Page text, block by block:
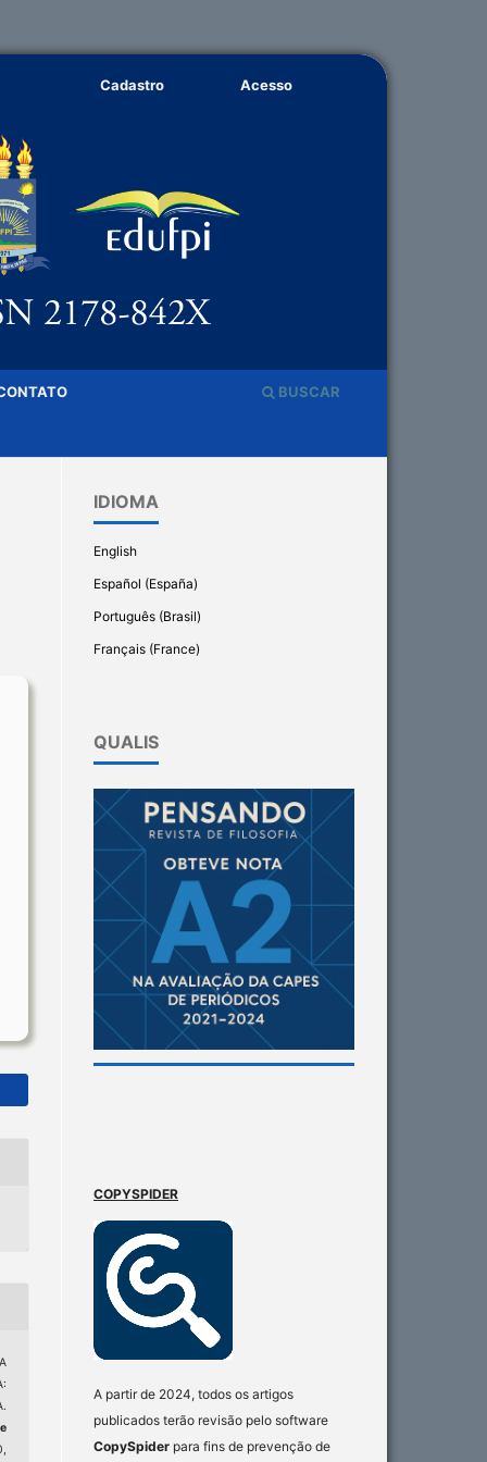
BUSCAR
Cadastro Acesso
IDIOMA
English
Español (España)
Português (Brasil)
Français (France)
QUALIS
COPYSPIDER
A partir de 2024, todos os artigos
publicados terão revisão pelo software
CopySpider para fins de prevenção de